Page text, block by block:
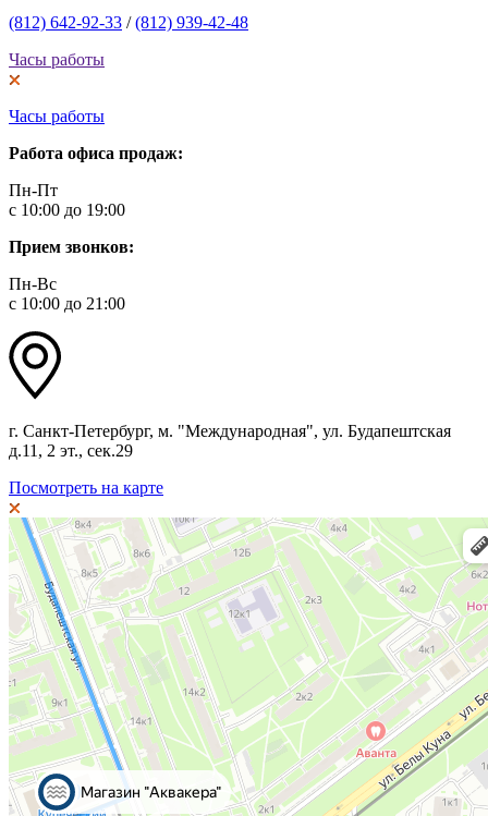
(812) 642-92-33 /(812) 939-42-48
Часы работы
Часы работы
Работа офиса продаж:
Пн-Пт
с 10:00 до 19:00
Прием звонков:
Пн-Вс
с 10:00 до 21:00
г. Санкт-Петербург, м. "Международная", ул. Будапештская
д.11, 2 эт., сек.29
Посмотреть на карте